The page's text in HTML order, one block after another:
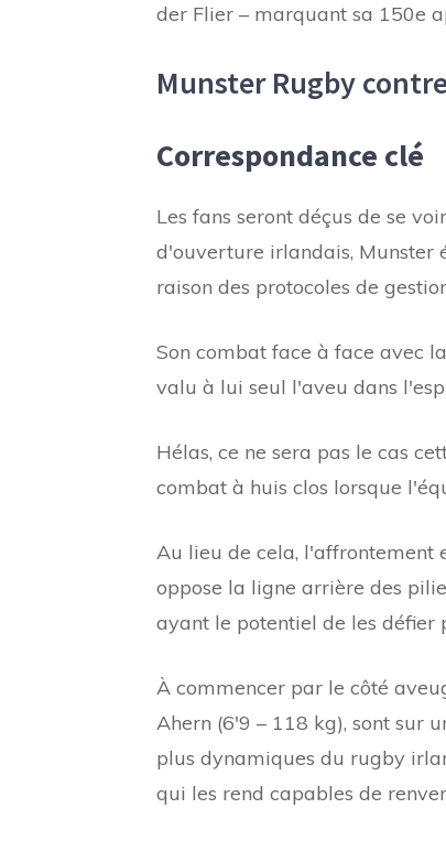
der Flier – marquant sa 150e
Munster Rugby
Correspondance clé
Les fans seront déçus de se
d'ouverture irlandais, Munster
raison des protocoles de
Son combat face à face avec
valu à lui seul l'aveu dans
Hélas, ce ne sera pas le cas
combat à huis clos lorsque
Au lieu de cela, l'affrontement
oppose la ligne arrière des
ayant le potentiel de les défier
À commencer par le côté
Ahern (6'9 – 118 kg), sont sur
plus dynamiques du rugby
qui les rend capables de